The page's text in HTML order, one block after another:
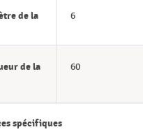
de la
6
de la
60
spécifiques